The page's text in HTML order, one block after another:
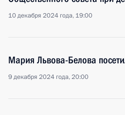
10 декабря 2024 года, 19:00
Мария Львова-Белова
9 декабря 2024 года, 20:00